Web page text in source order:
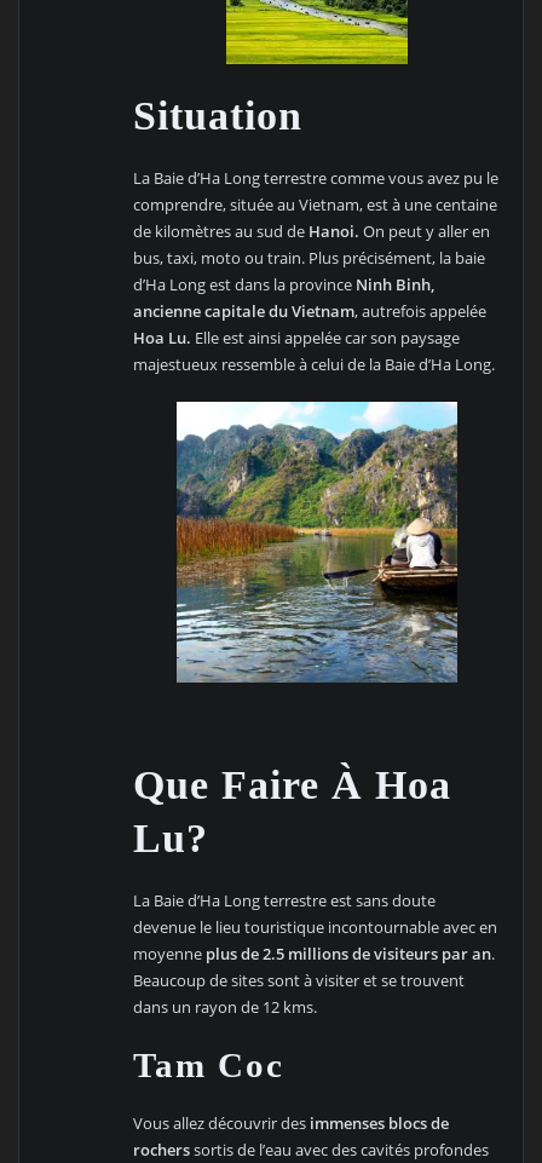
Situation
La Baie d’Ha Long terrestre comme vous avez pu le
comprendre, située au Vietnam, est à une centaine
de kilomètres au sud de Hanoi. On peut y aller en
bus, taxi, moto ou train. Plus précisément, la baie
d’Ha Long est dans la province Ninh Binh,
ancienne capitale du Vietnam, autrefois appelée
Hoa Lu. Elle est ainsi appelée car son paysage
majestueux ressemble à celui de la Baie d’Ha Long.
Que Faire À Hoa
Lu?
La Baie d’Ha Long terrestre est sans doute
devenue le lieu touristique incontournable avec en
moyenne plus de 2.5 millions de visiteurs par an.
Beaucoup de sites sont à visiter et se trouvent
dans un rayon de 12 kms.
Tam Coc
Vous allez découvrir des immenses blocs de
rocherssortis de l’eau avec des cavités profondes